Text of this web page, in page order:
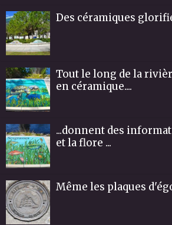
Des céramiques
Tout le long de la
en céramique....
...donnent des
et la flore ...
Même les plaques